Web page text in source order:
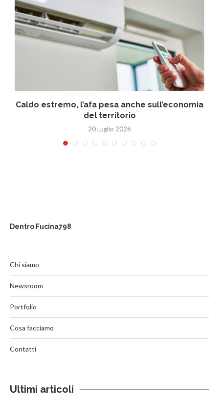
Caldo estremo, l’afa pesa anche sull’economia
del territorio
20 Luglio 2026
Dentro Fucina798
Chi siamo
Newsroom
Portfolio
Cosa facciamo
Contatti
Ultimi articoli